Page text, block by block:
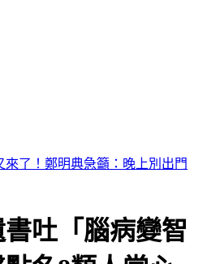
2檔AI設備股」快上車
吐「腦病變智